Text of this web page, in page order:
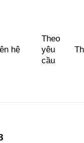
hệ
Theo
yêu
cầu